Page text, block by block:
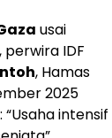
usai
perwira IDF
, Hamas
2025
intensif